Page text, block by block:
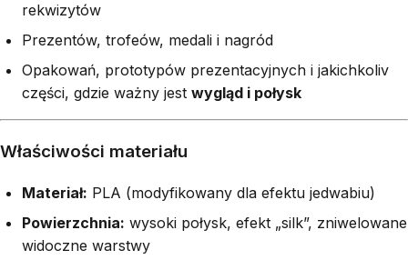
rekwizytów
Prezentów, trofeów, medali i nagród
Opakowań, prototypów prezentacyjnych i jakichkoliv
części, gdzie ważny jest wygląd i połysk
Właściwości materiału
Materiał: PLA (modyfikowany dla efektu jedwabiu)
Powierzchnia: wysoki połysk, efekt „silk”, zniwelowane
widoczne warstwy